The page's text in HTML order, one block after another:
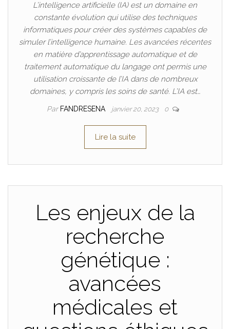
L’intelligence artificielle (IA) est un domaine en
constante évolution qui utilise des techniques
informatiques pour créer des systèmes capables de
simuler l’intelligence humaine. Les avancées récentes
en matière d’apprentissage automatique et de
traitement automatique du langage ont permis une
utilisation croissante de l’IA dans de nombreux
domaines, y compris les soins de santé. L’IA est…
Par FANDRESENA janvier 20, 2023 0
Lire la suite
Les enjeux de la
recherche
génétique :
avancées
médicales et